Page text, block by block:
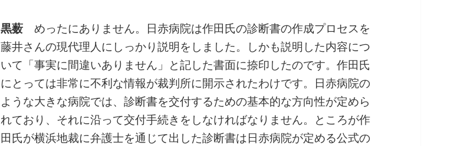
黒薮 めったにありません。日赤病院は作田氏の診断書の作成プロセスを
藤井さんの現代理人にしっかり説明をしました。しかも説明した内容につ
いて「事実に間違いありません」と記した書面に捺印したのです。作田氏
にとっては非常に不利な情報が裁判所に開示されたわけです。日赤病院の
ような大きな病院では、診断書を交付するための基本的な方向性が定めら
れており、それに沿って交付手続きをしなければなりません。ところが作
田氏が横浜地裁に弁護士を通じて出した診断書は日赤病院が定める公式の